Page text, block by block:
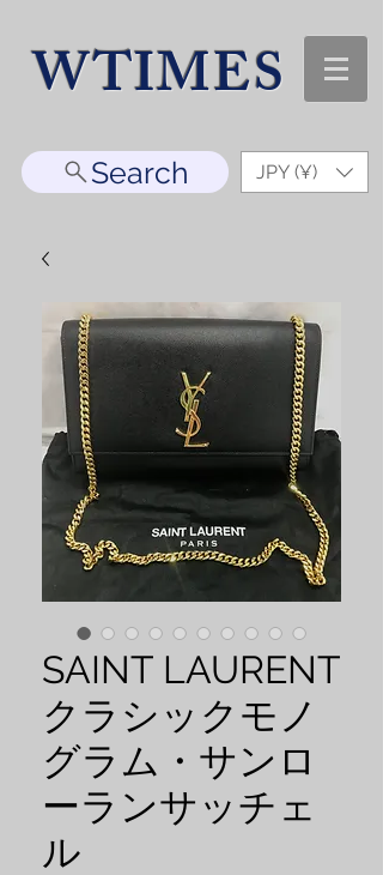
WTIMES
Search JPY (¥)
SAINT LAURENT
クラシックモノ
グラム・サンロ
ーランサッチェ
ル